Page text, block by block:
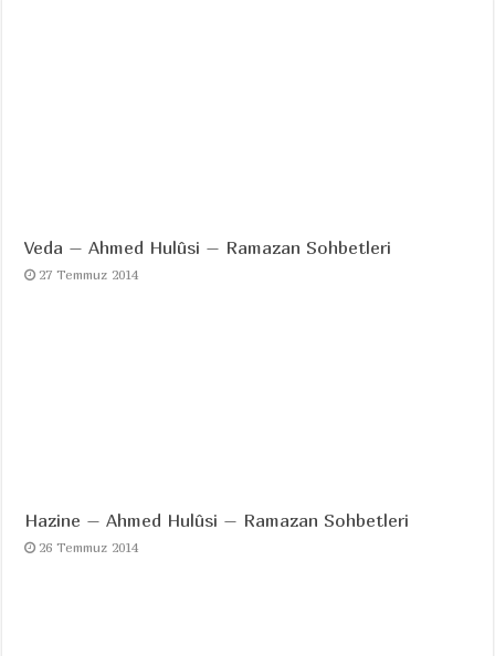
Veda – Ahmed Hulûsi – Ramazan Sohbetleri
27 Temmuz 2014
Hazine – Ahmed Hulûsi – Ramazan Sohbetleri
26 Temmuz 2014